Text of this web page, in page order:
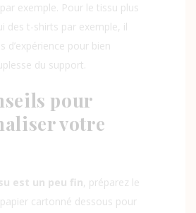
exemple. Pour le tissu plus
des t-shirts par exemple, il
d’expérience pour bien
du support.
pour
votre
est un peu fin, préparez le
cartonné dessous pour